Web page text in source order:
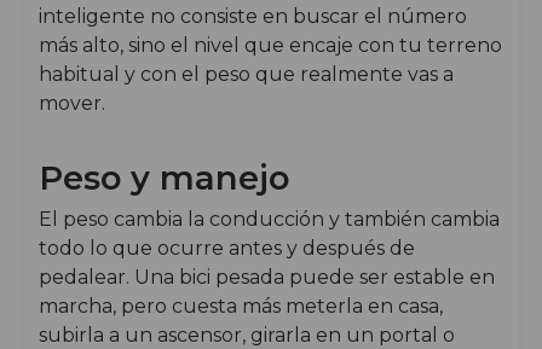
inteligente no consiste en buscar el número
más alto, sino el nivel que encaje con tu terreno
habitual y con el peso que realmente vas a
mover.
Peso y manejo
El peso cambia la conducción y también cambia
todo lo que ocurre antes y después de
pedalear. Una bici pesada puede ser estable en
marcha, pero cuesta más meterla en casa,
subirla a un ascensor, girarla en un portal o